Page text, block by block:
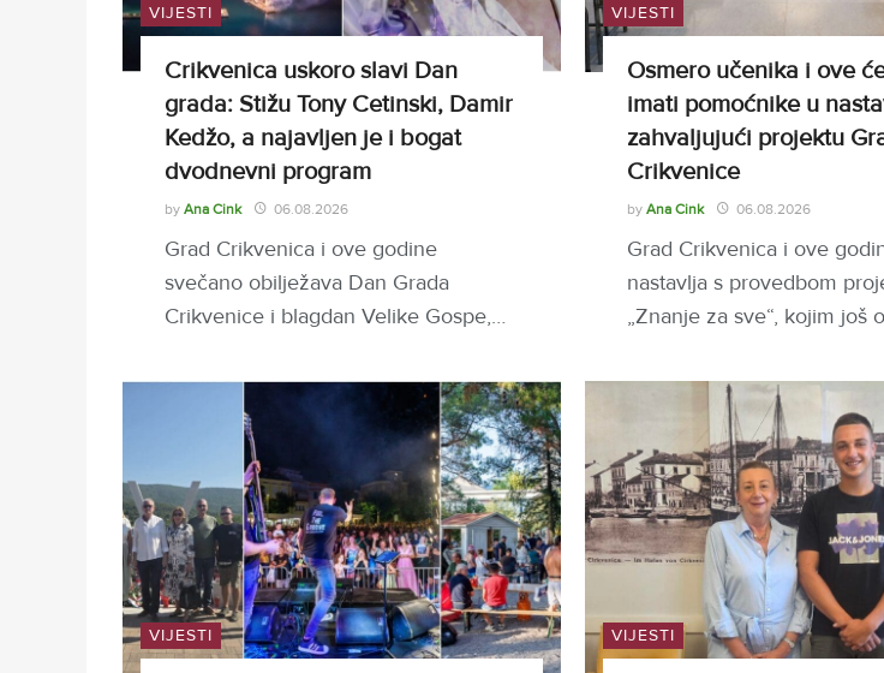
VIJESTI
Crikvenica uskoro slavi Dan
grada: Stižu Tony Cetinski, Damir
Kedžo, a najavljen je i bogat
dvodnevni program
by Ana Cink 06.08.2026
Grad Crikvenica i ove godine
svečano obilježava Dan Grada
Crikvenice i blagdan Velike Gospe,…
VIJESTI
Osmero učenika i ove
imati pomoćnike u
zahvaljujući projektu
Crikvenice
by Ana Cink 06.08.2026
Grad Crikvenica i ove
nastavlja s provedbom
„Znanje za sve“, kojim još
VIJESTI VIJESTI